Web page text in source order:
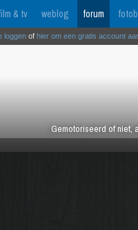
& tv weblog forum
Gemotoriseerd of niet,
loggen of hier om een gratis account